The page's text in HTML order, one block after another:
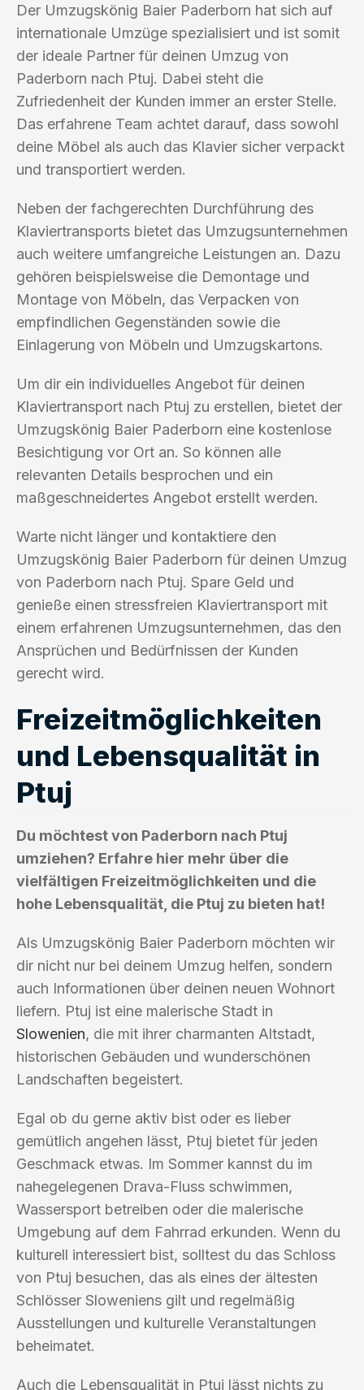
Der Umzugskönig Baier Paderborn hat sich auf
internationale Umzüge spezialisiert und ist somit
der ideale Partner für deinen Umzug von
Paderborn nach Ptuj. Dabei steht die
Zufriedenheit der Kunden immer an erster Stelle.
Das erfahrene Team achtet darauf, dass sowohl
deine Möbel als auch das Klavier sicher verpackt
und transportiert werden.
Neben der fachgerechten Durchführung des
Klaviertransports bietet das Umzugsunternehmen
auch weitere umfangreiche Leistungen an. Dazu
gehören beispielsweise die Demontage und
Montage von Möbeln, das Verpacken von
empfindlichen Gegenständen sowie die
Einlagerung von Möbeln und Umzugskartons.
Um dir ein individuelles Angebot für deinen
Klaviertransport nach Ptuj zu erstellen, bietet der
Umzugskönig Baier Paderborn eine kostenlose
Besichtigung vor Ort an. So können alle
relevanten Details besprochen und ein
maßgeschneidertes Angebot erstellt werden.
Warte nicht länger und kontaktiere den
Umzugskönig Baier Paderborn für deinen Umzug
von Paderborn nach Ptuj. Spare Geld und
genieße einen stressfreien Klaviertransport mit
einem erfahrenen Umzugsunternehmen, das den
Ansprüchen und Bedürfnissen der Kunden
gerecht wird.
Freizeitmöglichkeiten
und Lebensqualität in
Ptuj
Du möchtest von Paderborn nach Ptuj
umziehen? Erfahre hier mehr über die
vielfältigen Freizeitmöglichkeiten und die
hohe Lebensqualität, die Ptuj zu bieten hat!
Als Umzugskönig Baier Paderborn möchten wir
dir nicht nur bei deinem Umzug helfen, sondern
auch Informationen über deinen neuen Wohnort
liefern. Ptuj ist eine malerische Stadt in
Slowenien, die mit ihrer charmanten Altstadt,
historischen Gebäuden und wunderschönen
Landschaften begeistert.
Egal ob du gerne aktiv bist oder es lieber
gemütlich angehen lässt, Ptuj bietet für jeden
Geschmack etwas. Im Sommer kannst du im
nahegelegenen Drava-Fluss schwimmen,
Wassersport betreiben oder die malerische
Umgebung auf dem Fahrrad erkunden. Wenn du
kulturell interessiert bist, solltest du das Schloss
von Ptuj besuchen, das als eines der ältesten
Schlösser Sloweniens gilt und regelmäßig
Ausstellungen und kulturelle Veranstaltungen
beheimatet.
Auch die Lebensqualität in Ptuj lässt nichts zu